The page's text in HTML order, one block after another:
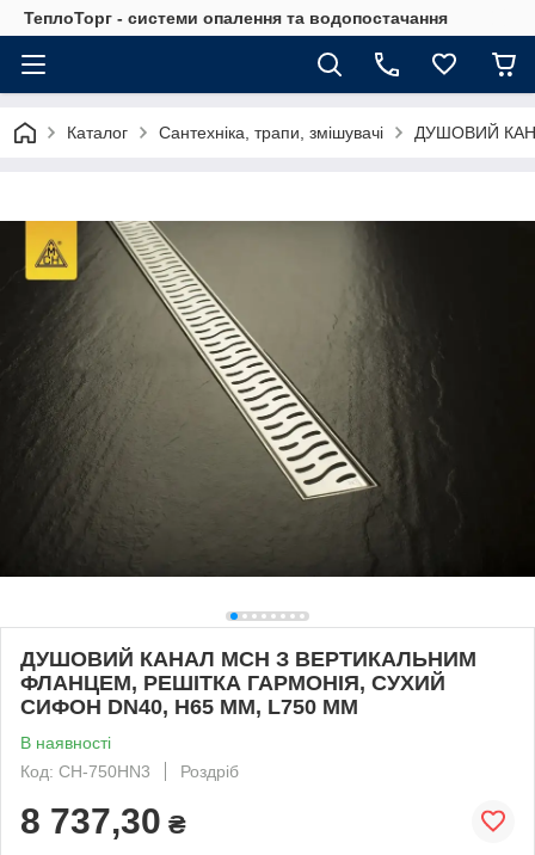
ТеплоТорг - системи опалення та водопостачання
Каталог Сантехніка, трапи, змішувачі ДУШОВИЙ
ДУШОВИЙ КАНАЛ МСН З ВЕРТИКАЛЬНИМ
ФЛАНЦЕМ, РЕШІТКА ГАРМОНІЯ, СУХИЙ
СИФОН DN40, H65 ММ, L750 ММ
В наявності
Код: CH-750HN3
Роздріб
8 737,30 ₴